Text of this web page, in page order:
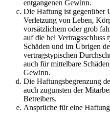
entgangenen Gewinn.
Die Haftung ist gegenüber
Verletzung von Leben,
vorsätzlichem oder grob
auf die bei Vertragsschluss
Schäden und im Übrigen
vertragstypischen
auch für mittelbare
Gewinn.
Die Haftungsbegrenzung
auch zugunsten der
Betreibers.
Ansprüche für eine